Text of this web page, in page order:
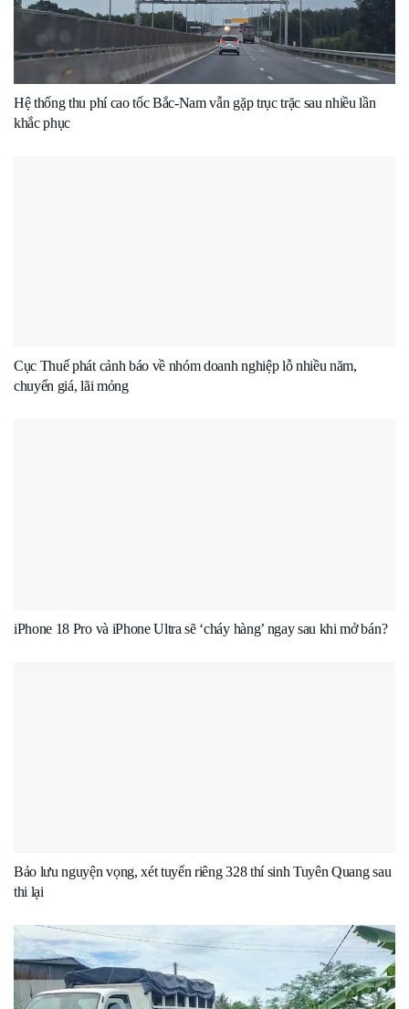
Hệ thống thu phí cao tốc Bắc-Nam vẫn gặp trục trặc sau nhiều lần
khắc phục
Cục Thuế phát cảnh báo về nhóm doanh nghiệp lỗ nhiều năm,
chuyển giá, lãi mỏng
iPhone 18 Pro và iPhone Ultra sẽ ‘cháy hàng’ ngay sau khi mở bán?
Bảo lưu nguyện vọng, xét tuyển riêng 328 thí sinh Tuyên Quang sau
thi lại